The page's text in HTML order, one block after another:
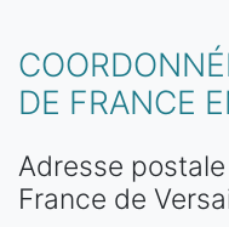
DE FRANCE
Adresse
France de